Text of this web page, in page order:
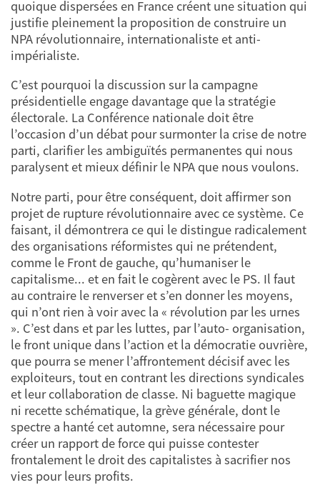
quoique dispersées en France créent une situation qui
justifie pleinement la proposition de construire un
NPA révolutionnaire, internationaliste et anti-
impérialiste.
C’est pourquoi la discussion sur la campagne
présidentielle engage davantage que la stratégie
électorale. La Conférence nationale doit être
l’occasion d’un débat pour surmonter la crise de notre
parti, clarifier les ambiguïtés permanentes qui nous
paralysent et mieux définir le NPA que nous voulons.
Notre parti, pour être conséquent, doit affirmer son
projet de rupture révolutionnaire avec ce système. Ce
faisant, il démontrera ce qui le distingue radicalement
des organisations réformistes qui ne prétendent,
comme le Front de gauche, qu’humaniser le
capitalisme... et en fait le cogèrent avec le PS. Il faut
au contraire le renverser et s’en donner les moyens,
qui n’ont rien à voir avec la « révolution par les urnes
». C’est dans et par les luttes, par l’auto- organisation,
le front unique dans l’action et la démocratie ouvrière,
que pourra se mener l’affrontement décisif avec les
exploiteurs, tout en contrant les directions syndicales
et leur collaboration de classe. Ni baguette magique
ni recette schématique, la grève générale, dont le
spectre a hanté cet automne, sera nécessaire pour
créer un rapport de force qui puisse contester
frontalement le droit des capitalistes à sacrifier nos
vies pour leurs profits.